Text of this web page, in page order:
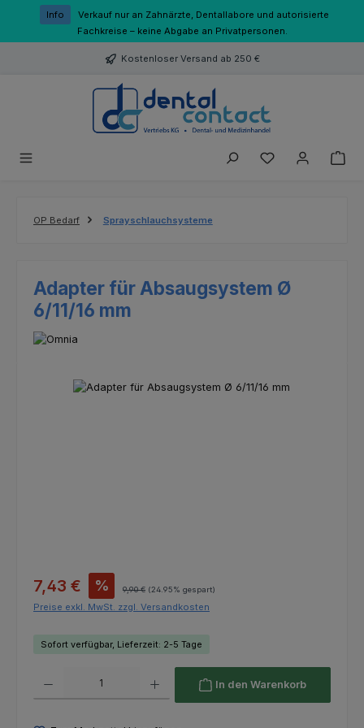
Zum Hauptinhalt springen
Info
Verkauf nur an Zahnärzte, Dentallabore und autorisierte
Fachkreise – keine Abgabe an Privatpersonen.
Kostenloser Versand ab 250 €
Du hast 0
OP Bedarf Sprayschlauchsysteme
Adapter für Absaugsystem Ø
6/11/16 mm
Bildergalerie überspringen
Verkaufspreis:
7,43 € % Regulärer Preis:
9,90 € (24.95% gespart)
Preise exkl. MwSt. zzgl. Versandkosten
Sofort verfügbar, Lieferzeit: 2-5 Tage
In den Warenkorb